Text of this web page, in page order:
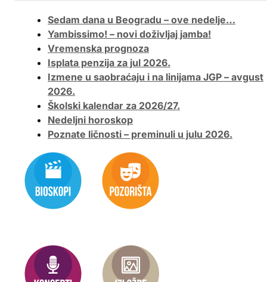
Sedam dana u Beogradu – ove nedelje…
Yambissimo! – novi doživljaj jamba!
Vremenska prognoza
Isplata penzija za jul 2026.
Izmene u saobraćaju i na linijama JGP – avgust
2026.
Školski kalendar za 2026/27.
Nedeljni horoskop
Poznate ličnosti – preminuli u julu 2026.